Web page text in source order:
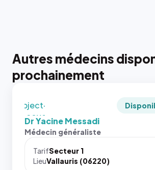
Autres médecins
prochainement
puisque la
photo est
recadrée
`object-
fit: cover`.
Sans ces
navigateur
Dr Yacine Messadi
Médecin généraliste
TarifSecteur 1
LieuVallauris (06220)